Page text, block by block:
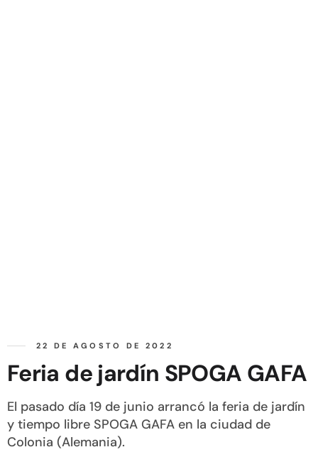
22 DE AGOSTO DE 2022
Feria de jardín SPOGA GAFA
El pasado día 19 de junio arrancó la feria de jardín
y tiempo libre SPOGA GAFA en la ciudad de
Colonia (Alemania).